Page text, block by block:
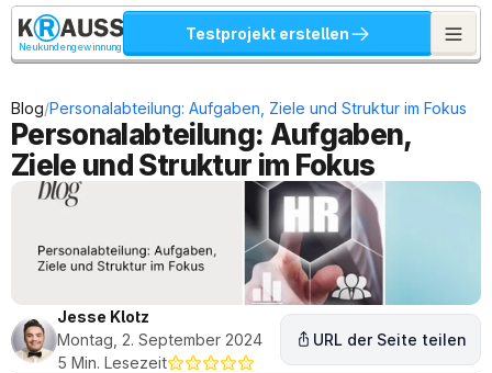
Neukundengewinnung
Testprojekt erstellen
Blog/Personalabteilung: Aufgaben, Ziele und Struktur im Fokus
Personalabteilung: Aufgaben,
Ziele und Struktur im Fokus
Jesse Klotz
Montag, 2. September 2024
5 Min. Lesezeit
URL der Seite teilen